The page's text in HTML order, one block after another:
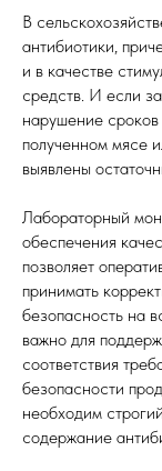
В
антибиотики,
и в качестве
средств. И если
нарушение
полученном мясе
выявлены
Лабораторный
обеспечения
позволяет
принимать
безопасность на
важно для
соответствия
безопасности
необходим
содержание